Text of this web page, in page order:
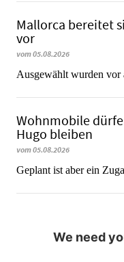
Mallorca bereitet
vor
vom 05.08.2026
Ausgewählt wurden vor
Wohnmobile
Hugo bleiben
vom 05.08.2026
Geplant ist aber ein
We need